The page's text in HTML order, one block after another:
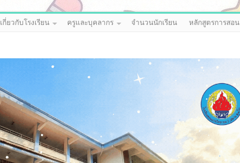
เกี่ยวกับโรงเรียน ครูและบุคลากร จำนวนนักเรียน หลักสูตรการสอน